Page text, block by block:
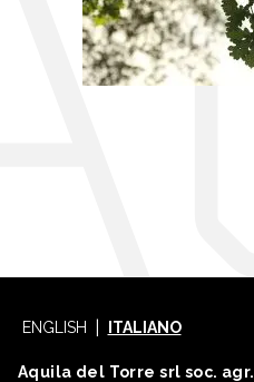
ENGLISH ITALIANO
Aquila del Torre srl soc. agr.